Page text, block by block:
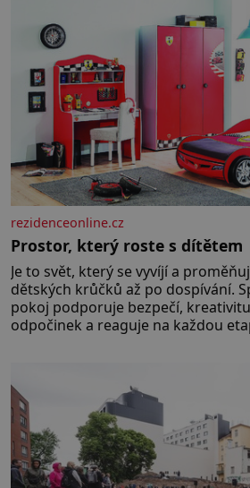
umístění ve
[…]
rezidenceonline.cz
Prostor, který roste s dítětem
Je to svět, který se vyvíjí a
dětských krůčků až po dospívání.
pokoj podporuje bezpečí,
odpočinek a reaguje na každou
jednoduchost, měkkost a
miminka měl působit především
Předškolní věk je